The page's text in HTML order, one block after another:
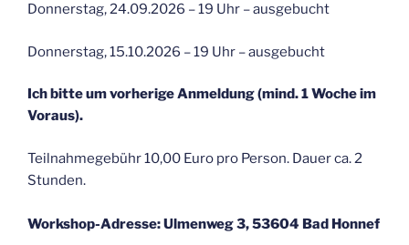
Donnerstag, 24.09.2026 – 19 Uhr – ausgebucht
Donnerstag, 15.10.2026 – 19 Uhr – ausgebucht
Ich bitte um vorherige Anmeldung (mind. 1 Woche im
Voraus).
Teilnahmegebühr 10,00 Euro pro Person. Dauer ca. 2
Stunden.
Workshop-Adresse: Ulmenweg 3, 53604 Bad Honnef